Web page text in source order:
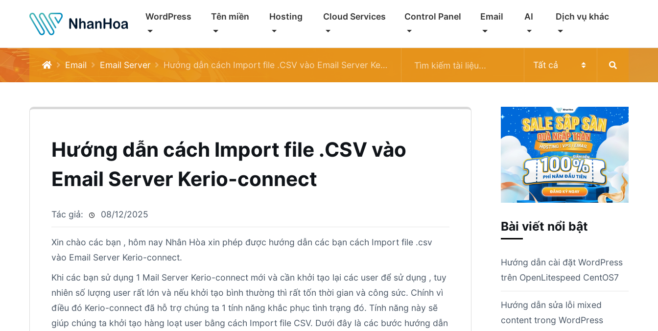
WordPress Tên miền Hosting Cloud Services Control Panel Email AI Dịch vụ khác
Email Email Server Hướng dẫn cách Import file .CSV vào Email Server Kerio-connect
Hướng dẫn cách Import file .CSV vào
Email Server Kerio-connect
Tác giả: 08/12/2025
Xin chào các bạn , hôm nay Nhân Hòa xin phép được hướng dẫn các bạn cách Import file .csv
vào Email Server Kerio-connect.
Khi các bạn sử dụng 1 Mail Server Kerio-connect mới và cần khởi tạo lại các user để sử dụng , tuy
nhiên số lượng user rất lớn và nếu khởi tạo bình thường thì rất tốn thời gian và công sức. Chính vì
điều đó Kerio-connect đã hỗ trợ chúng ta 1 tính năng khắc phục tình trạng đó. Tính năng này sẽ
giúp chúng ta khởi tạo hàng loạt user bằng cách Import file CSV. Dưới đây là các bước hướng dẫn
Bài viết nổi bật
Hướng dẫn cài đặt WordPress
trên OpenLitespeed CentOS7
Hướng dẫn sửa lỗi mixed
content trong WordPress